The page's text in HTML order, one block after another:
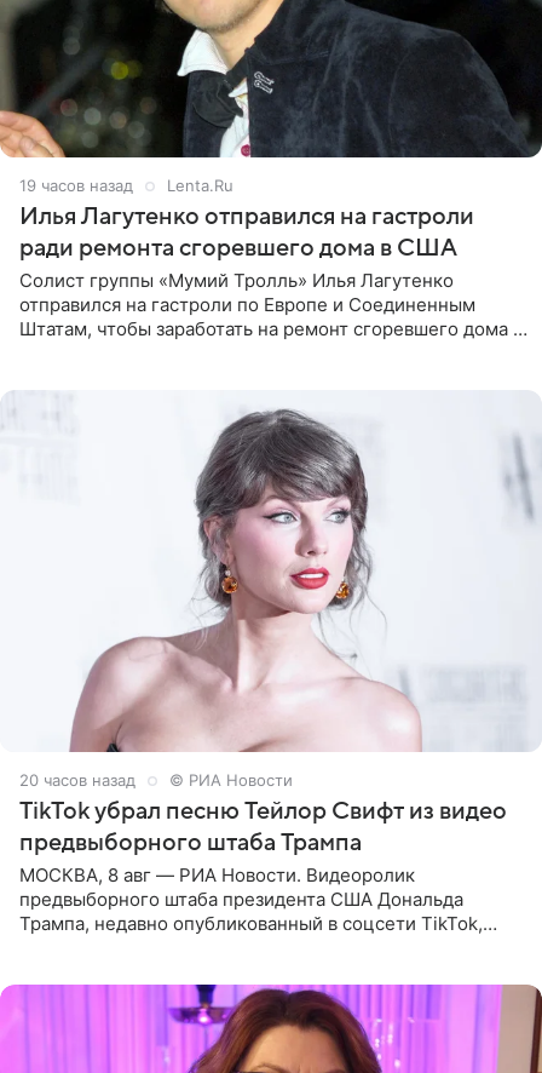
19 часов назад Lenta.Ru
Илья Лагутенко отправился на гастроли
ради ремонта сгоревшего дома в США
Солист группы «Мумий Тролль» Илья Лагутенко
отправился на гастроли по Европе и Соединенным
Штатам, чтобы заработать на ремонт сгоревшего дома в
20 часов назад © РИА Новости
TikTok убрал песню Тейлор Свифт из видео
предвыборного штаба Трампа
МОСКВА, 8 авг — РИА Новости. Видеоролик
предвыборного штаба президента США Дональда
Трампа, недавно опубликованный в соцсети TikTok,